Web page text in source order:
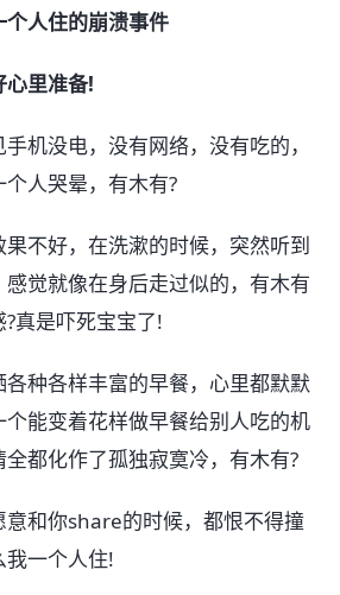
人住的崩溃事件
里准备!
没电，没有网络，没有吃的，
人哭晕，有木有?
不好，在洗漱的时候，突然听到
觉就像在身后走过似的，有木有
真是吓死宝宝了!
种各样丰富的早餐，心里都默默
能变着花样做早餐给别人吃的机
都化作了孤独寂寞冷，有木有?
和你share的时候，都恨不得撞
一个人住!